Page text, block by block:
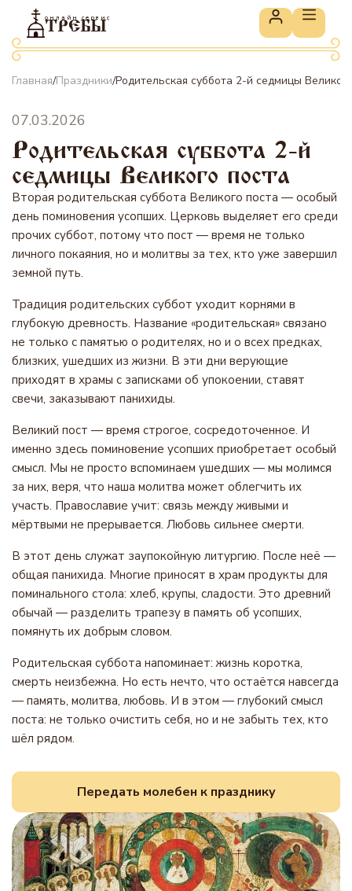
онлайн сервис
ТРЕБЫ
Главная/Праздники/Родительская суббота 2-й седмицы
07.03.2026
Родительская суббота 2-й
седмицы Великого поста
Вторая родительская суббота Великого поста — особый
день поминовения усопших. Церковь выделяет его среди
прочих суббот, потому что пост — время не только
личного покаяния, но и молитвы за тех, кто уже завершил
земной путь.
Традиция родительских суббот уходит корнями в
глубокую древность. Название «родительская» связано
не только с памятью о родителях, но и о всех предках,
близких, ушедших из жизни. В эти дни верующие
приходят в храмы с записками об упокоении, ставят
свечи, заказывают панихиды.
Великий пост — время строгое, сосредоточенное. И
именно здесь поминовение усопших приобретает особый
смысл. Мы не просто вспоминаем ушедших — мы молимся
за них, веря, что наша молитва может облегчить их
участь. Православие учит: связь между живыми и
мёртвыми не прерывается. Любовь сильнее смерти.
В этот день служат заупокойную литургию. После неё —
общая панихида. Многие приносят в храм продукты для
поминального стола: хлеб, крупы, сладости. Это древний
обычай — разделить трапезу в память об усопших,
помянуть их добрым словом.
Родительская суббота напоминает: жизнь коротка,
смерть неизбежна. Но есть нечто, что остаётся навсегда
— память, молитва, любовь. И в этом — глубокий смысл
поста: не только очистить себя, но и не забыть тех, кто
шёл рядом.
Передать молебен к празднику